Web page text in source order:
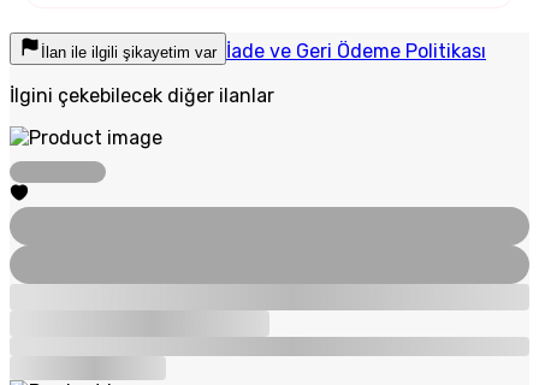
İlan ile ilgili şikayetim var İade ve Geri Ödeme Politikası
İlgini çekebilecek diğer ilanlar